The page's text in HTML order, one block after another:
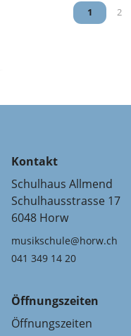
Vous
1 2
Kontakt
Schulhaus Allmend
Schulhausstrasse 17
6048 Horw
musikschule@horw.ch
041 349 14 20
Öffnungszeiten
Öffnungszeiten